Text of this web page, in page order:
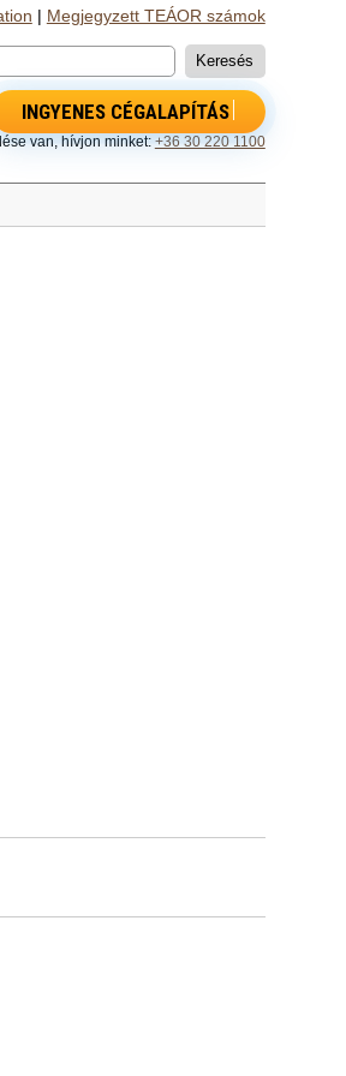
Megjegyzett TEÁOR számok
INGYENES CÉGALAPÍTÁS
van, hívjon minket: +36 30 220 1100